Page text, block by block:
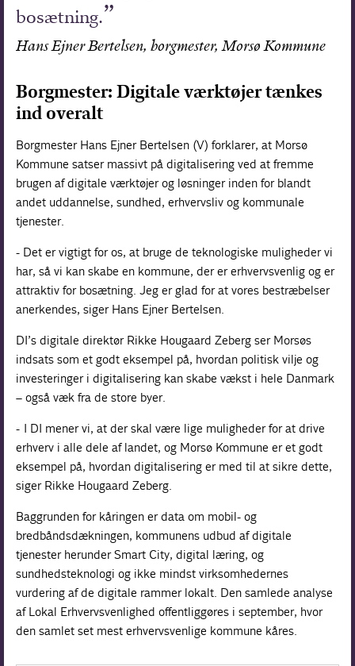
bosætning.
Hans Ejner Bertelsen, borgmester, Morsø Kommune
Borgmester: Digitale værktøjer tænkes
ind overalt
Borgmester Hans Ejner Bertelsen (V) forklarer, at Morsø
Kommune satser massivt på digitalisering ved at fremme
brugen af digitale værktøjer og løsninger inden for blandt
andet uddannelse, sundhed, erhvervsliv og kommunale
tjenester.
- Det er vigtigt for os, at bruge de teknologiske muligheder vi
har, så vi kan skabe en kommune, der er erhvervsvenlig og er
attraktiv for bosætning. Jeg er glad for at vores bestræbelser
anerkendes, siger Hans Ejner Bertelsen.
DI’s digitale direktør Rikke Hougaard Zeberg ser Morsøs
indsats som et godt eksempel på, hvordan politisk vilje og
investeringer i digitalisering kan skabe vækst i hele Danmark
– også væk fra de store byer.
- I DI mener vi, at der skal være lige muligheder for at drive
erhverv i alle dele af landet, og Morsø Kommune er et godt
eksempel på, hvordan digitalisering er med til at sikre dette,
siger Rikke Hougaard Zeberg.
Baggrunden for kåringen er data om mobil- og
bredbåndsdækningen, kommunens udbud af digitale
tjenester herunder Smart City, digital læring, og
sundhedsteknologi og ikke mindst virksomhedernes
vurdering af de digitale rammer lokalt. Den samlede analyse
af Lokal Erhvervsvenlighed offentliggøres i september, hvor
den samlet set mest erhvervsvenlige kommune kåres.